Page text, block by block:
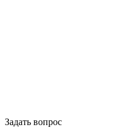
Задать вопрос